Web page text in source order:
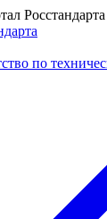
Росстандарта
по